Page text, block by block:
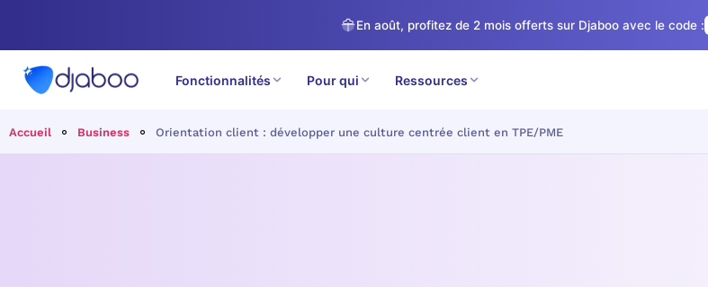
En août, profitez de 2 mois offerts sur Djaboo avec le code :
Fonctionnalités Pour qui Ressources
Accueil Business Orientation client : développer une culture centrée client en TPE/PME